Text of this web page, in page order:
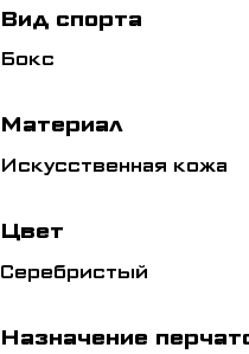
Вид спорта
Бокс
Материал
Искусственная кожа
Цвет
Серебристый
Назначение